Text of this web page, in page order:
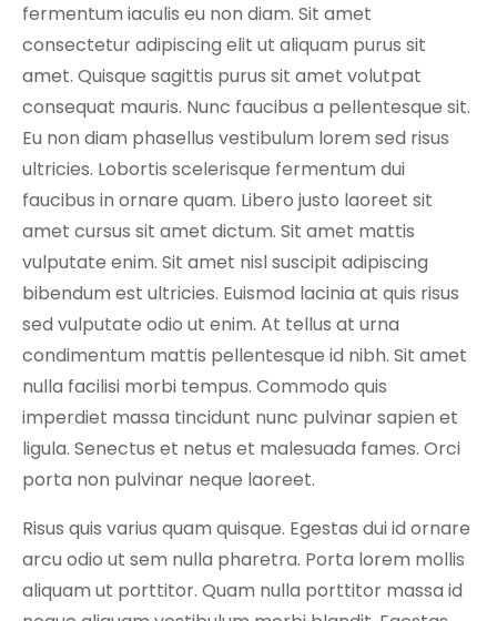
fermentum iaculis eu non diam. Sit amet
consectetur adipiscing elit ut aliquam purus sit
amet. Quisque sagittis purus sit amet volutpat
consequat mauris. Nunc faucibus a pellentesque sit.
Eu non diam phasellus vestibulum lorem sed risus
ultricies. Lobortis scelerisque fermentum dui
faucibus in ornare quam. Libero justo laoreet sit
amet cursus sit amet dictum. Sit amet mattis
vulputate enim. Sit amet nisl suscipit adipiscing
bibendum est ultricies. Euismod lacinia at quis risus
sed vulputate odio ut enim. At tellus at urna
condimentum mattis pellentesque id nibh. Sit amet
nulla facilisi morbi tempus. Commodo quis
imperdiet massa tincidunt nunc pulvinar sapien et
ligula. Senectus et netus et malesuada fames. Orci
porta non pulvinar neque laoreet.
Risus quis varius quam quisque. Egestas dui id ornare
arcu odio ut sem nulla pharetra. Porta lorem mollis
aliquam ut porttitor. Quam nulla porttitor massa id